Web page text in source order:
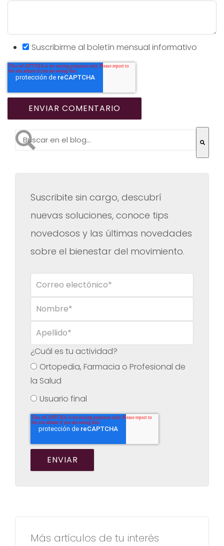
Suscribirme al boletín mensual informativo
Esto es un campo de búsqueda con una función de
Suscribite sin cargo, descubrí
nuevas soluciones, conoce tips
novedosos y las últimas novedades
sobre el bienestar del movimiento.
¿Cuál es tu actividad?
Ortopedia, Farmacia o Profesional de
la Salud
Usuario final
Más artículos de tu interés